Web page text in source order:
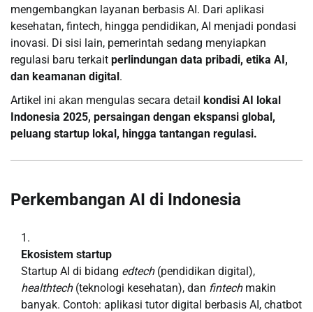
mengembangkan layanan berbasis AI. Dari aplikasi
kesehatan, fintech, hingga pendidikan, AI menjadi pondasi
inovasi. Di sisi lain, pemerintah sedang menyiapkan
regulasi baru terkait perlindungan data pribadi, etika AI,
dan keamanan digital.
Artikel ini akan mengulas secara detail kondisi AI lokal
Indonesia 2025, persaingan dengan ekspansi global,
peluang startup lokal, hingga tantangan regulasi.
Perkembangan AI di Indonesia
Ekosistem startup
Startup AI di bidang edtech(pendidikan digital),
healthtech(teknologi kesehatan), dan fintechmakin
banyak. Contoh: aplikasi tutor digital berbasis AI, chatbot